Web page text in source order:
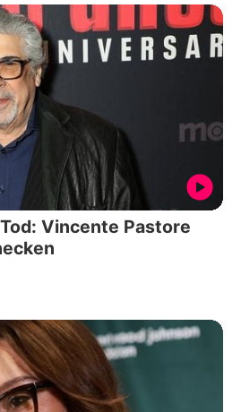
Vincente Pastore